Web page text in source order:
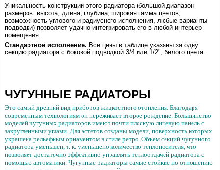
Уникальность конструкции этого радиатора (большой диапазон
размеров: высота, длина, глубина, широкая гамма цветов,
возмоэжность углового и радиусного исполнения, любые варианты
подводки) позволяет удачно интегрировать его в любой интерьер
помещения.
Стандартное исполнение. Все цены в таблице указаны за одну
секцию радиатора с боковой подводкой 3/4 или 1/2", белого цвета.
ЧУГУННЫЕ РАДИАТОРЫ
Это самый древний вид приборов жидкостного отопления. Благодаря
современным технологиям он переживает второе рождение. Большинство
моделей чугунных радиаторов имеют почти плоскую лицевую панель с
закругленными углами. Для эстетов созданы модели, поверхность которых
украшена рельефным орнаментом в стиле ретро. Объем секций чугунного
радиатора уменьшен, т. к. уменьшено количество теплоносителя, что
позволяет достаточно эффективно управлять теплоотдачей радиатора с
помощью автоматики. Чугунные радиаторы самые стойкие по отношению